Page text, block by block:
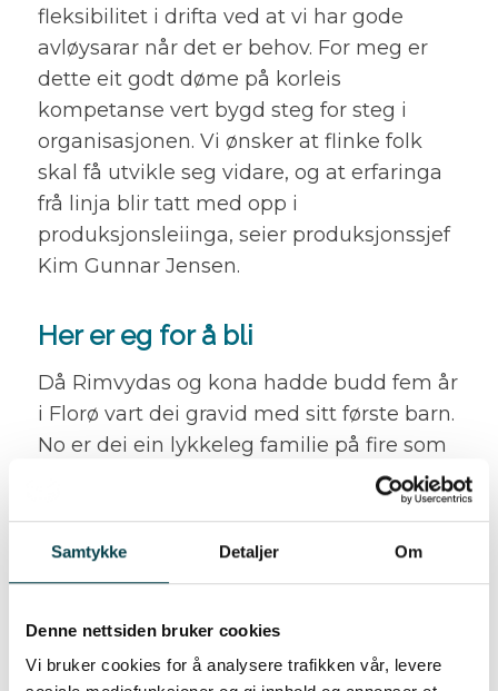
Samtykke Detaljer Om
Denne nettsiden bruker cookies
Vi bruker cookies for å analysere trafikken vår, levere
fleksibilitet i drifta ved at vi har gode
avløysarar når det er behov. For meg er
dette eit godt døme på korleis
kompetanse vert bygd steg for steg i
organisasjonen. Vi ønsker at flinke folk
skal få utvikle seg vidare, og at erfaringa
frå linja blir tatt med opp i
produksjonsleiinga, seier produksjonssjef
Kim Gunnar Jensen.
Her er eg for å bli
Då Rimvydas og kona hadde budd fem år
i Florø vart dei gravid med sitt første barn.
No er dei ein lykkeleg familie på fire som
har kjøpt hus og slått seg til ro i byen. Her
er det ein eigen ro samanlikna med det
kort veg til jobb og lite stress. Nokre av
hit og er blitt ein del av nettverket til
familien. Fleire av dei har stifta familie og